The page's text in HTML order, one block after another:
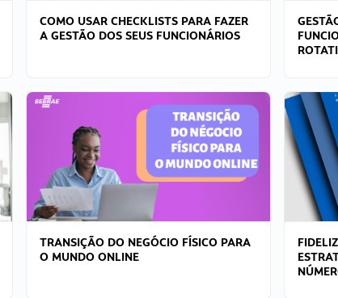
COMO USAR CHECKLISTS PARA FAZER
A GESTÃO DOS SEUS FUNCIONÁRIOS
TRANSIÇÃO DO NEGÓCIO FÍSICO PARA
O MUNDO ONLINE